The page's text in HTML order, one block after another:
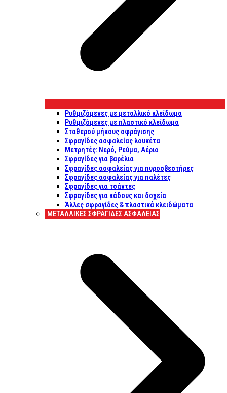
Ρυθμιζόμενες με μεταλλικό κλείδωμα
Ρυθμιζόμενες με πλαστικό κλείδωμα
Σταθερού μήκους σφράγισης
Σφραγίδες ασφαλείας λουκέτα
Μετρητές: Νερό, Ρεύμα, Αέριο
Σφραγίδες για βαρέλια
Σφραγίδες ασφαλείας για πυροσβεστήρες
Σφραγίδες ασφαλείας για παλέτες
Σφραγίδες για τσάντες
Σφραγίδες για κάδους και δοχεία
Άλλες σφραγίδες & πλαστικά κλειδώματα
ΜΕΤΑΛΛΙΚΕΣ ΣΦΡΑΓΙΔΕΣ ΑΣΦΑΛΕΙΑΣ